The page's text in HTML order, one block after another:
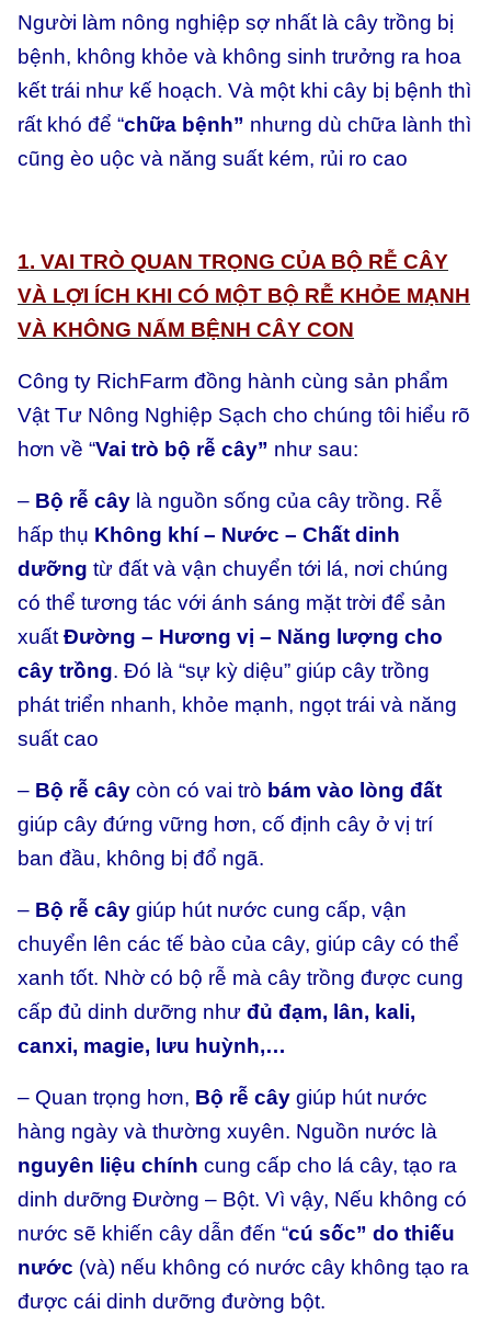
100gr)
lượng
Người làm nông nghiệp sợ nhất là cây trồng bị
bệnh, không khỏe và không sinh trưởng ra hoa
kết trái như kế hoạch. Và một khi cây bị bệnh thì
rất khó để “chữa bệnh” nhưng dù chữa lành thì
cũng èo uộc và năng suất kém, rủi ro cao
1. VAI TRÒ QUAN TRỌNG CỦA BỘ RỄ CÂY
VÀ LỢI ÍCH KHI CÓ MỘT BỘ RỄ KHỎE MẠNH
VÀ KHÔNG NẤM BỆNH CÂY CON
Công ty RichFarm đồng hành cùng sản phẩm
Vật Tư Nông Nghiệp Sạch cho chúng tôi hiểu rõ
hơn về “Vai trò bộ rễ cây” như sau:
– Bộ rễ cây là nguồn sống của cây trồng. Rễ
hấp thụ Không khí – Nước – Chất dinh
dưỡng từ đất và vận chuyển tới lá, nơi chúng
có thể tương tác với ánh sáng mặt trời để sản
xuấtĐường – Hương vị – Năng lượng cho
cây trồng. Đó là “sự kỳ diệu” giúp cây trồng
phát triển nhanh, khỏe mạnh, ngọt trái và năng
suất cao
– Bộ rễ cây còn có vai trò bám vào lòng đất
giúp cây đứng vững hơn, cố định cây ở vị trí
ban đầu, không bị đổ ngã.
– Bộ rễ cây giúp hút nước cung cấp, vận
chuyển lên các tế bào của cây, giúp cây có thể
xanh tốt. Nhờ có bộ rễ mà cây trồng được cung
cấp đủ dinh dưỡng như đủ đạm, lân, kali,
canxi, magie, lưu huỳnh,…
– Quan trọng hơn, Bộ rễ cây giúp hút nước
hàng ngày và thường xuyên. Nguồn nước là
nguyên liệu chính cung cấp cho lá cây, tạo ra
dinh dưỡng Đường – Bột. Vì vậy, Nếu không có
nước sẽ khiến cây dẫn đến “cú sốc” do thiếu
nước (và) nếu không có nước cây không tạo ra
được cái dinh dưỡng đường bột.